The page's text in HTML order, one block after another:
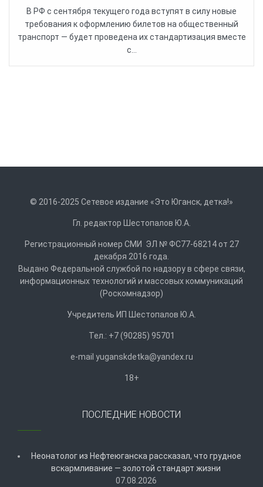
В РФ с сентября текущего года вступят в силу новые
требования к оформлению билетов на общественный
транспорт — будет проведена их стандартизация вместе
с...
© 2016-2025 Сетевое издание «Это Юганск, детка!»
Гл. редактор Шестопалов Ю.А.
Регистрационный номер СМИ ЭЛ № ФС77-68214 от 27
декабря 2016 года.
Выдано Федеральной службой по надзору в сфере связи,
информационных технологий и массовых коммуникаций
(Роскомнадзор)
Учредитель ИП Шестопалов Ю.А.
Тел.: +7 (90285) 95701
e-mail yuganskdetka@yandex.ru
18+
ПОСЛЕДНИЕ НОВОСТИ
Неонатолог из Нефтеюганска рассказал, что грудное
вскармливание — золотой стандарт жизни
07.08.2026